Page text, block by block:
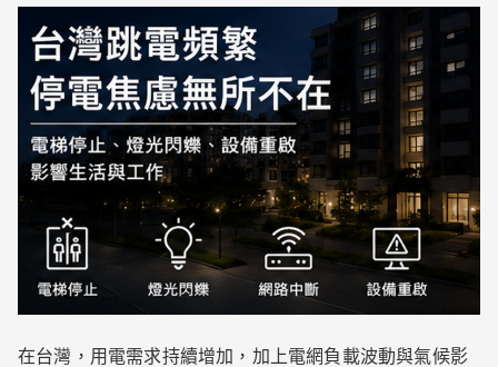
在台灣，用電需求持續增加，加上電網負載波動與氣候影